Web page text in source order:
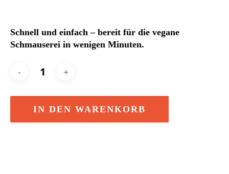
Schnell und einfach – bereit für die vegane
Schmauserei in wenigen Minuten.
IN DEN WARENKORB